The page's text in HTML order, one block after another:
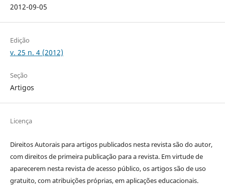
2012-09-05
Edição
v. 25 n. 4 (2012)
Seção
Artigos
Licença
Direitos Autorais para artigos publicados nesta revista são do autor,
com direitos de primeira publicação para a revista. Em virtude de
aparecerem nesta revista de acesso público, os artigos são de uso
gratuito, com atribuições próprias, em aplicações educacionais.